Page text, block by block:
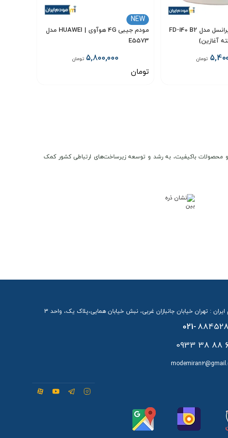
مودم 3G / 4G ایرانسل مدل FD-i40 B2
آغازین)
تومان
NEW
مودم جیبی 4G هوآوی | HUAWEI مدل
E5573
5,800,000 تومان
تومان
و محصولات باکیفیت، به رشد و توسعه زیرساخت‌های ارتباطی کشور کمک
: تهران خیابان جانبازان غربی، نبش خیابان همایی،پلاک یک، واحد 3
021-
88 38 0933